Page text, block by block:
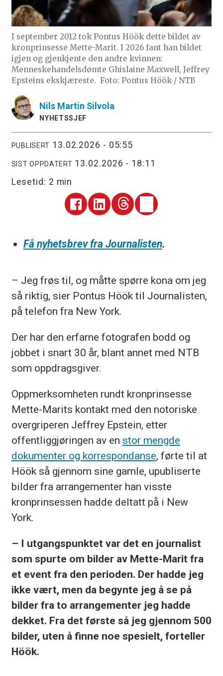
I september 2012 tok Pontus Höök dette bildet av
kronprinsesse Mette-Marit. I 2026 fant han bildet
igjen og gjenkjente den andre kvinnen:
Menneskehandelsdømte Ghislaine Maxwell, Jeffrey
Epsteins ekskjæreste. Foto: Pontus Höök / NTB
Nils Martin Silvola
NYHETSSJEF
PUBLISERT 13.02.2026 - 05:55
SIST OPPDATERT
13.02.2026 - 18:11
Lesetid: 2 min
Få nyhetsbrev fra Journalisten.
– Jeg frøs til, og måtte spørre kona om jeg
så riktig, sier Pontus Höök til Journalisten,
på telefon fra New York.
Der har den erfarne fotografen bodd og
jobbet i snart 30 år, blant annet med NTB
som oppdragsgiver.
Oppmerksomheten rundt kronprinsesse
Mette-Marits kontakt med den notoriske
overgriperen Jeffrey Epstein, etter
offentliggjøringen av en stor mengde
dokumenter og korrespondanse, førte til at
Höök så gjennom sine gamle, upubliserte
bilder fra arrangementer han visste
kronprinsessen hadde deltatt på i New
York.
– I utgangspunktet var det en journalist
som spurte om bilder av Mette-Marit fra
et event fra den perioden. Der hadde jeg
ikke vært, men da begynte jeg å se på
bilder fra to arrangementer jeg hadde
dekket. Fra det første så jeg gjennom 500
bilder, uten å finne noe spesielt, forteller
Höök.